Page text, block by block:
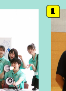
詳細へ 1